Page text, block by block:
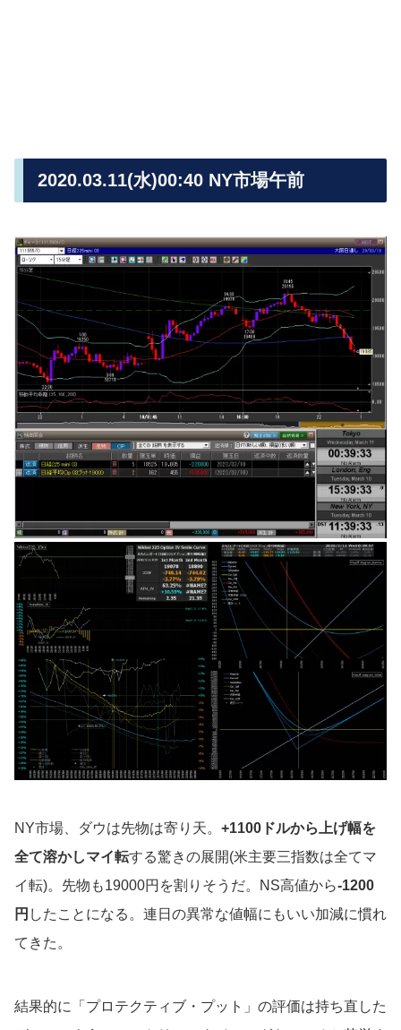
2020.03.11(水)00:40 NY市場午前
NY市場、ダウは先物は寄り天。 +1100ドルから上げ幅を
全て溶かしマイ転する驚きの展開(米主要三指数は全てマ
イ転)。先物も19000円を割りそうだ。NS高値から-1200
円 したことになる。連日の異常な値幅にもいい加減に慣れ
てきた。
結果的に「プロテクティブ・プット」の評価は持ち直した